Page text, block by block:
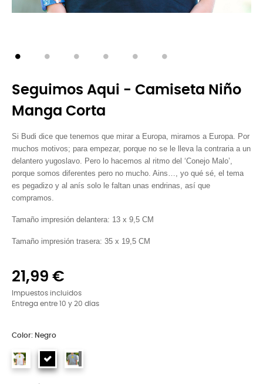
Seguimos Aqui - Camiseta Niño
Manga Corta
Si Budi dice que tenemos que mirar a Europa, miramos a Europa. Por
muchos motivos; para empezar, porque no se le lleva la contraria a un
delantero yugoslavo. Pero lo hacemos al ritmo del ‘Conejo Malo’,
porque somos diferentes pero no mucho. Ains…, yo qué sé, el tema
es pegadizo y al anís solo le faltan unas endrinas, así que
compramos.
Tamaño impresión delantera: 13 x 9,5 CM
Tamaño impresión trasera: 35 x 19,5 CM
21,99 €
Impuestos incluidos
Entrega entre 10 y 20 días
Color: Negro